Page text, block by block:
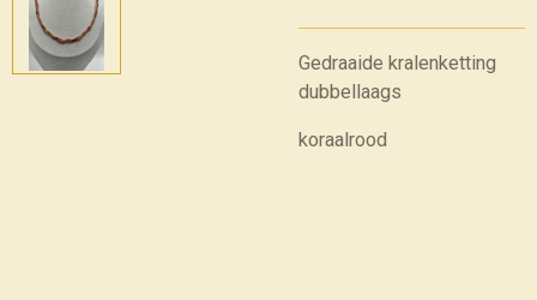
Gedraaide kralenketting
dubbellaags
koraalrood